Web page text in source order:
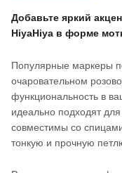
Добавьте яркий
HiyaHiya в форме
Популярные маркеры
очаровательном
функциональность в
идеально подходят
совместимы со
тонкую и прочную